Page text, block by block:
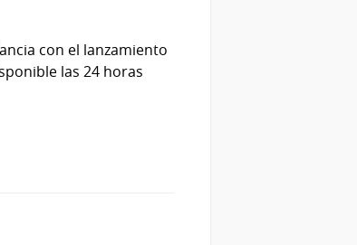
con el lanzamiento
las 24 horas